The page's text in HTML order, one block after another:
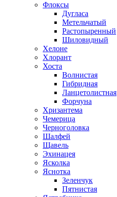
Флоксы
Дугласа
Метельчатый
Растопыренный
Шиловидный
Хелоне
Хлорант
Хоста
Волнистая
Гибридная
Ланцетолистная
Форчуна
Хризантема
Чемерица
Черноголовка
Шалфей
Щавель
Эхинацея
Ясколка
Яснотка
Зеленчук
Пятнистая